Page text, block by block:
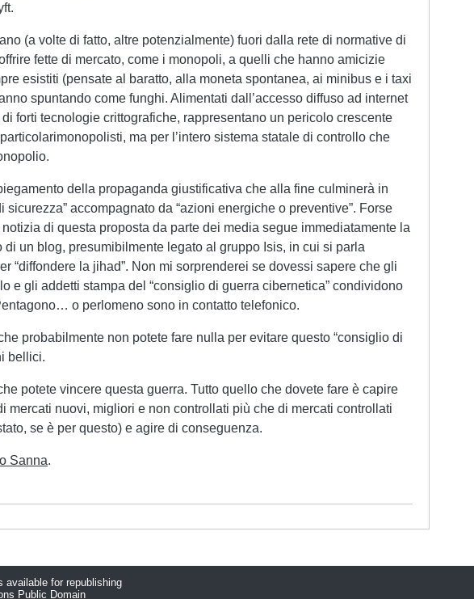
(a volte di fatto, altre potenzialmente) fuori dalla rete di normative di
fette di mercato, come i monopoli, a quelli che hanno amicizie
esistiti (pensate al baratto, alla moneta spontanea, ai minibus e i taxi
spuntando come funghi. Alimentati dall’accesso diffuso ad internet
forti tecnologie crittografiche, rappresentano un pericolo crescente
ma per l’intero sistema statale di controllo che
della propaganda giustificativa che alla fine culminerà in
sicurezza” accompagnato da “azioni energiche o preventive”. Forse
di questa proposta da parte dei media segue immediatamente la
di un blog, presumibilmente legato al gruppo Isis, in cui si parla
“diffondere la jihad”. Non mi sorprenderei se dovessi sapere che gli
e gli addetti stampa del “consiglio di guerra cibernetica” condividono
o perlomeno sono in contatto telefonico.
probabilmente non potete fare nulla per evitare questo “consiglio di
bellici.
potete vincere questa guerra. Tutto quello che dovete fare è capire
mercati nuovi, migliori e non controllati più che di mercati controllati
se è per questo) e agire di conseguenza.
Sanna.
for republishing
Public Domain